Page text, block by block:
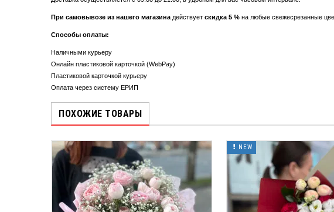
При самовывозе из нашего магазина действует скидка 5 % на любые свежесрезанные
Способы оплаты:
Наличными курьеру
Онлайн пластиковой карточкой (WebPay)
Пластиковой карточкой курьеру
Оплата через систему ЕРИП
ПОХОЖИЕ ТОВАРЫ
NEW